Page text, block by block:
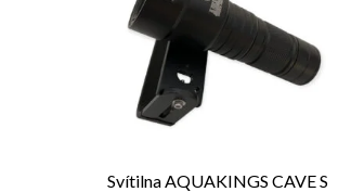
Svítilna AQUAKINGS CAVE S